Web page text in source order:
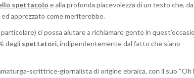
spettacolo e alla profonda piacevolezza di un testo che,
apprezzato come meriterebbe.
ci possa aiutare a richiamare gente in
degli spettatori, indipendentemente dal fatto che siano
scrittrice-giornalista di origine ebraica, con il suo “Oh